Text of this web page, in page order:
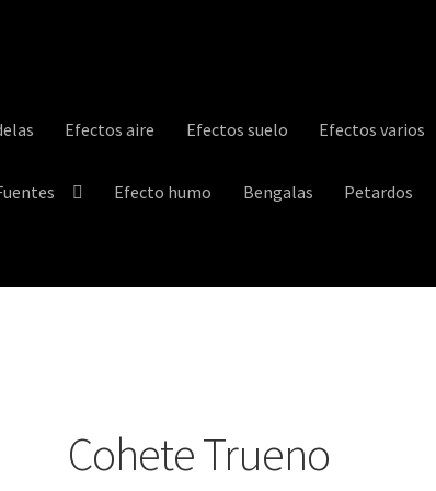
Efectos aire Efectos suelo Efectos varios
Efecto humo Bengalas Petardos
Cohete Trueno